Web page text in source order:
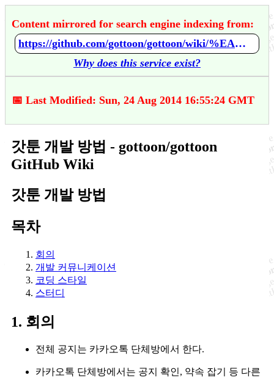
Content mirrored for search engine indexing from:
https://github.com/gottoon/gottoon/wiki/%EA%B0%93%ED%88%B0-%EA%B0%9C%EB%B0%9C-%EB%B0%A9%EB%B2%95
Why does this service exist?
📅 Last Modified: Sun, 24 Aug 2014 16:55:24 GMT
갓툰 개발 방법 - gottoon/gottoon
GitHub Wiki
갓툰 개발 방법
목차
회의
개발 커뮤니케이션
코딩 스타일
스터디
1. 회의
전체 공지는 카카오톡 단체방에서 한다.
카카오톡 단체방에서는 공지 확인, 약속 잡기 등 다른